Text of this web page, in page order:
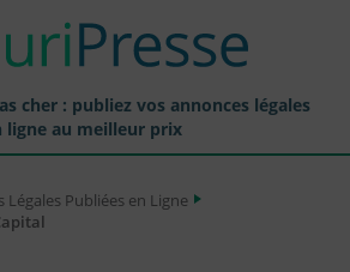
cher : publiez vos annonces légales
ligne au meilleur prix
Légales Publiées en Ligne